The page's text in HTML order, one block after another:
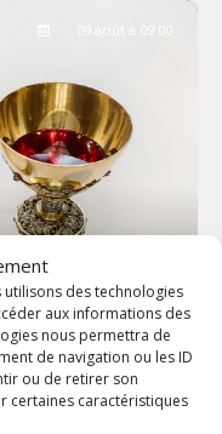
des technologies
aux informations des
nous permettra de
de navigation ou les ID
ou de retirer son
certaines caractéristiques
Saint-Louis